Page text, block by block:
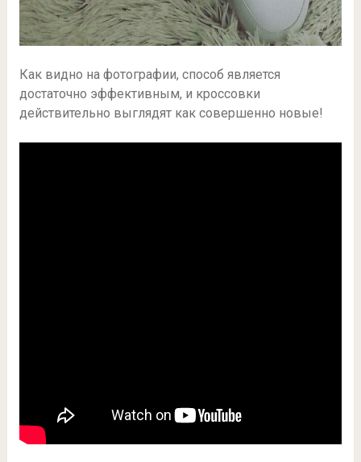
Как видно на фотографии, способ является
достаточно эффективным, и кроссовки
действительно выглядят как совершенно новые!